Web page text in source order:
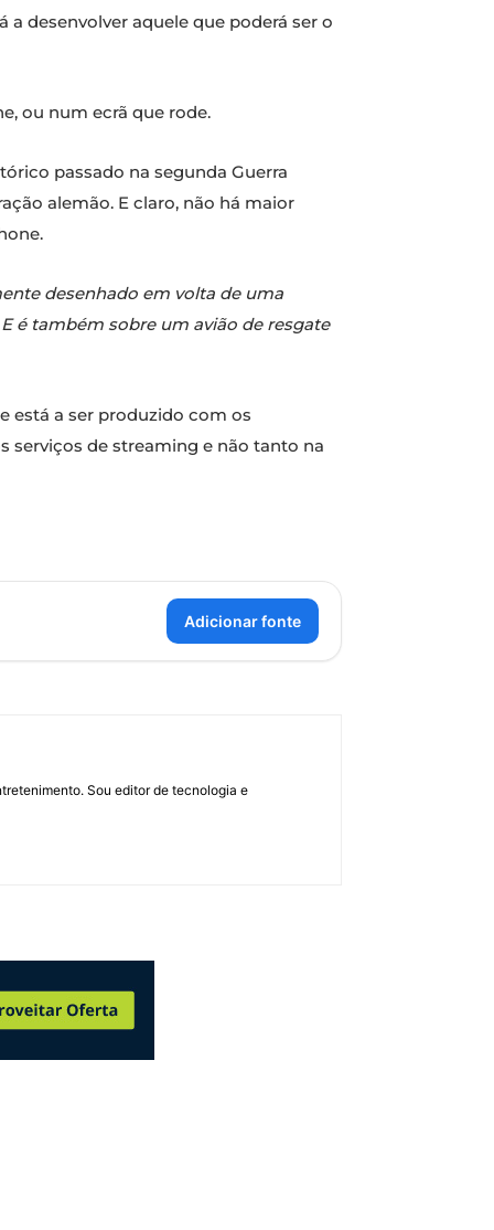
a desenvolver aquele que poderá ser o
ou num ecrã que rode.
passado na segunda Guerra
alemão. E claro, não há maior
desenhado em volta de uma
é também sobre um avião de resgate
está a ser produzido com os
serviços de streaming e não tanto na
Adicionar fonte
Sou editor de tecnologia e